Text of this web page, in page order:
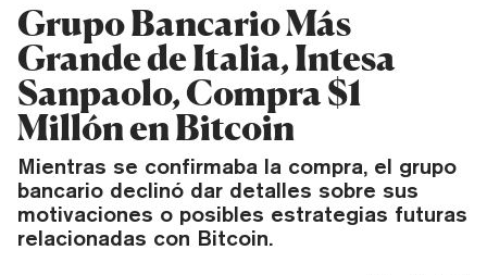
Grupo Bancario Más
Grande de Italia, Intesa
Sanpaolo, Compra $1
Millón en Bitcoin
Mientras se confirmaba la compra, el grupo
bancario declinó dar detalles sobre sus
motivaciones o posibles estrategias futuras
relacionadas con Bitcoin.